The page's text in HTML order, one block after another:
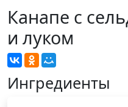
Канапе с
и луком
Ингредиенты